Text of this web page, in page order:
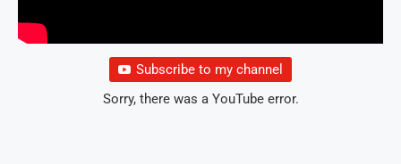
Subscribe to my channel
Sorry, there was a YouTube error.